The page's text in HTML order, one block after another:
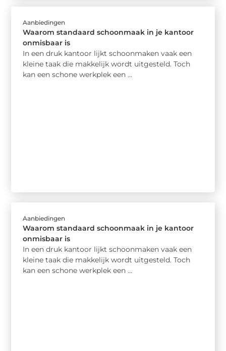
Aanbiedingen
Waarom standaard schoonmaak in je kantoor
onmisbaar is
In een druk kantoor lijkt schoonmaken vaak een
kleine taak die makkelijk wordt uitgesteld. Toch
kan een schone werkplek een ...
Aanbiedingen
Waarom standaard schoonmaak in je kantoor
onmisbaar is
In een druk kantoor lijkt schoonmaken vaak een
kleine taak die makkelijk wordt uitgesteld. Toch
kan een schone werkplek een ...